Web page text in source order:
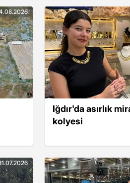
Iğdır'da asırlık
kolyesi